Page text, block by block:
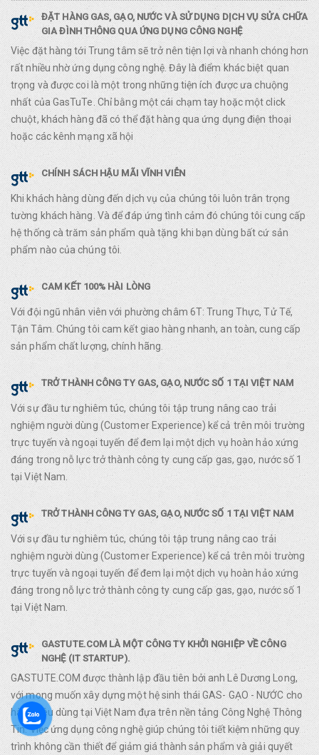
ĐẶT HÀNG GAS, GẠO, NƯỚC VÀ SỬ DỤNG DỊCH VỤ SỬA CHỮA
GIA ĐÌNH THÔNG QUA ỨNG DỤNG CÔNG NGHỆ
Việc đặt hàng tới Trung tâm sẽ trở nên tiện lợi và nhanh chóng hơn
rất nhiều nhờ ứng dụng công nghệ. Đây là điểm khác biệt quan
trọng và được coi là một trong những tiện ích được ưa chuộng
nhất của GasTuTe. Chỉ bằng một cái chạm tay hoặc một click
chuột, khách hàng đã có thể đặt hàng qua ứng dụng điện thoại
hoặc các kênh mạng xã hội
CHÍNH SÁCH HẬU MÃI VĨNH VIỄN
Khi khách hàng dùng đến dịch vụ của chúng tôi luôn trân trọng
tường khách hàng. Và để đáp ứng tình cảm đó chúng tôi cung cấp
hệ thống cà trăm sản phẩm quà tặng khi bạn dùng bất cứ sản
phẩm nào của chúng tôi.
CAM KẾT 100% HÀI LÒNG
Với đội ngũ nhân viên với phường châm 6T: Trung Thực, Tử Tế,
Tận Tâm. Chúng tôi cam kết giao hàng nhanh, an toàn, cung cấp
sản phẩm chất lượng, chính hãng.
TRỞ THÀNH CÔNG TY GAS, GẠO, NƯỚC SỐ 1 TẠI VIỆT NAM
Với sự đầu tư nghiêm túc, chúng tôi tập trung nâng cao trải
nghiệm người dùng (Customer Experience) kể cả trên môi trường
trực tuyến và ngoại tuyến để đem lại một dịch vụ hoàn hảo xứng
đáng trong nỗ lực trở thành công ty cung cấp gas, gạo, nước số 1
tại Việt Nam.
TRỞ THÀNH CÔNG TY GAS, GẠO, NƯỚC SỐ 1 TẠI VIỆT NAM
Với sự đầu tư nghiêm túc, chúng tôi tập trung nâng cao trải
nghiệm người dùng (Customer Experience) kể cả trên môi trường
trực tuyến và ngoại tuyến để đem lại một dịch vụ hoàn hảo xứng
đáng trong nỗ lực trở thành công ty cung cấp gas, gạo, nước số 1
tại Việt Nam.
GASTUTE.COM LÀ MỘT CÔNG TY KHỞI NGHIỆP VỀ CÔNG
NGHỆ (IT STARTUP).
GASTUTE.COM được thành lập đầu tiên bởi anh Lê Dương Long,
với mong muốn xây dựng một hệ sinh thái GAS- GẠO - NƯỚC cho
hàng tiêu dùng tại Việt Nam đựa trên nền tảng Công Nghệ Thông
Tin. Việc ứng dụng công nghệ giúp chúng tôi tiết kiệm những quy
trình không cần thiết để giảm giá thành sản phẩm và giải quyết